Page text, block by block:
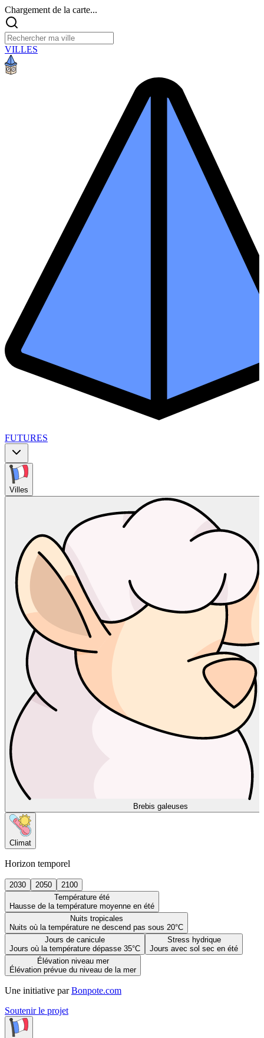
Chargement de la carte...
VILLES
FUTURES
Villes
Brebis galeuses
Climat
Horizon temporel
2030 2050
2100
Température été
Hausse de la température moyenne en été
Nuits tropicales
Nuits où la température ne descend pas sous 20°C
Jours de canicule
Jours où la température dépasse 35°C
Stress hydrique
Jours avec sol sec en été
Élévation niveau mer
Élévation prévue du niveau de la mer
Une initiative par Bonpote.com
Soutenir le projet